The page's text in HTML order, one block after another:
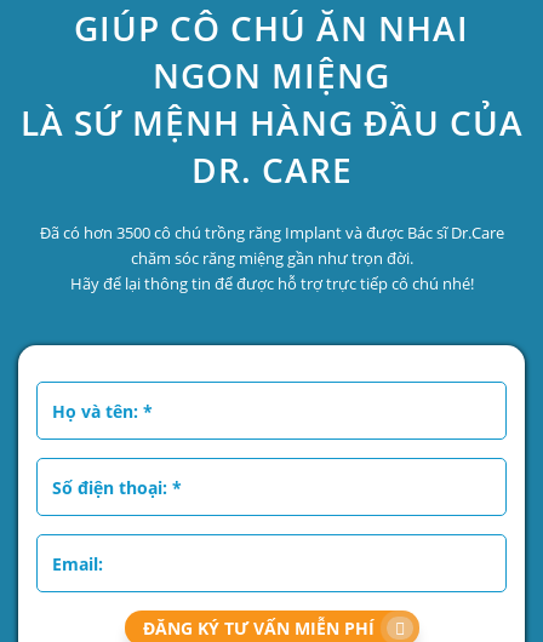
GIÚP CÔ CHÚ ĂN NHAI
NGON MIỆNG
LÀ SỨ MỆNH HÀNG ĐẦU CỦA
DR. CARE
Đã có hơn 3500 cô chú trồng răng Implant và được Bác sĩ Dr.Care
chăm sóc răng miệng gần như trọn đời.
Hãy để lại thông tin để được hỗ trợ trực tiếp cô chú nhé!
ĐĂNG KÝ TƯ VẤN MIỄN PHÍ